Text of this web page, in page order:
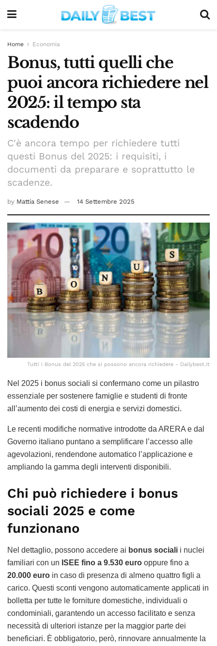
Home Economia
Bonus, tutti quelli che
puoi ancora richiedere nel
2025: il tempo sta
scadendo
C'è ancora tempo per richiedere tutti
questi Bonus del 2025: i requisiti, i
documenti da preparare e soprattutto le
scadenze.
by Mattia Senese 14 Settembre 2025
Tutti i Bonus del 2025 che si possono ancora richiedere - Dailybest.it
Nel 2025 i bonus sociali si confermano come un pilastro
essenziale per sostenere famiglie e studenti di fronte
all’aumento dei costi di energia e servizi domestici.
Le recenti modifiche normative introdotte da ARERA e dal
Governo italiano puntano a semplificare l’accesso alle
agevolazioni, rendendone automatico l’applicazione e
ampliando la gamma degli interventi disponibili.
Chi può richiedere i bonus
sociali 2025 e come
funzionano
Nel dettaglio, possono accedere ai bonus sociali i nuclei
familiari con un ISEE fino a 9.530 euro oppure fino a
20.000 euro in caso di presenza di almeno quattro figli a
carico. Questi sconti vengono automaticamente applicati in
bolletta per tutte le forniture domestiche, individuali o
condominiali, garantendo un accesso facilitato e senza
necessità di ulteriori istanze per la maggior parte dei
beneficiari. È obbligatorio, però, rinnovare annualmente la